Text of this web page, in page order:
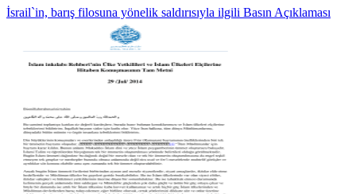
İsrail`in, barış filosuna yönelik saldırısıyla ilgili Basın Açıklaması